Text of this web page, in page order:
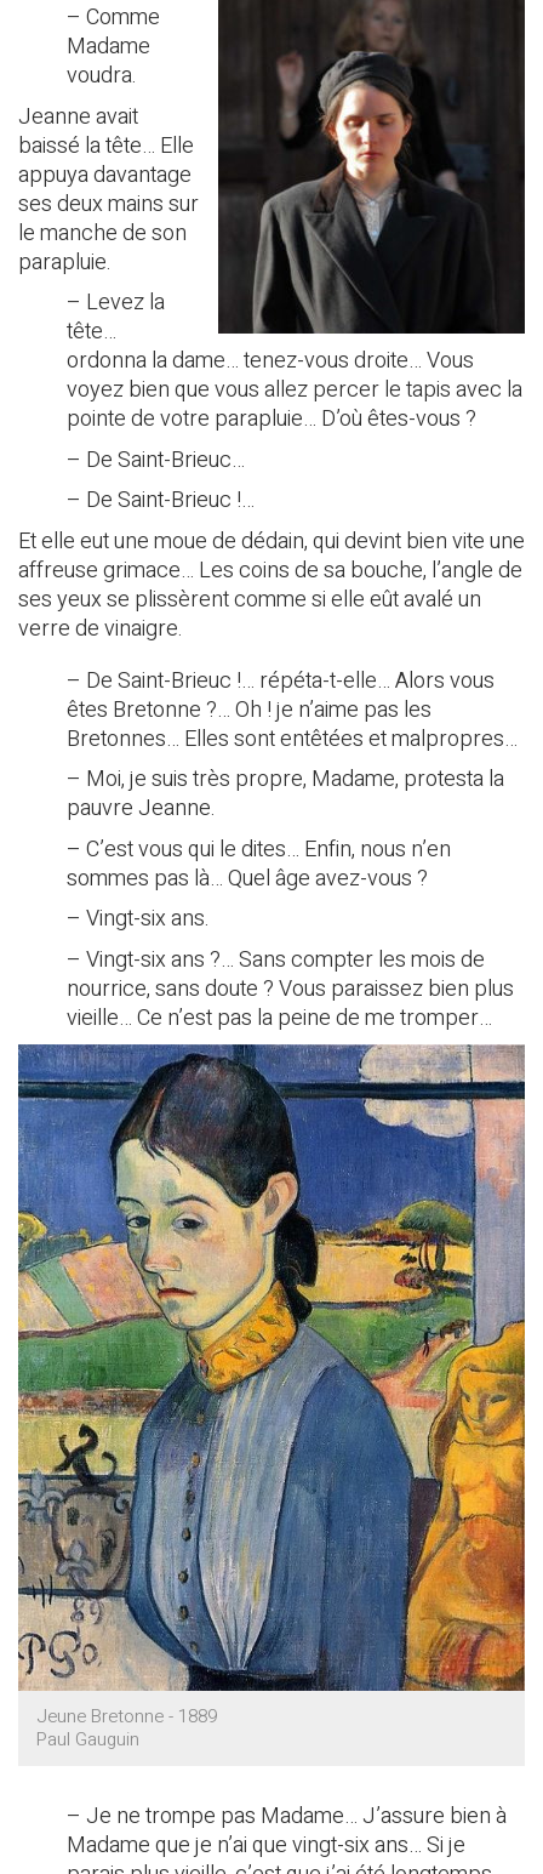
– Comme
Madame
voudra.
Jeanne avait
baissé la tête… Elle
appuya davantage
ses deux mains sur
le manche de son
parapluie.
– Levez la
tête…
ordonna la dame… tenez-vous droite… Vous
voyez bien que vous allez percer le tapis avec la
pointe de votre parapluie… D’où êtes-vous ?
– De Saint-Brieuc…
– De Saint-Brieuc !…
Et elle eut une moue de dédain, qui devint bien vite une
affreuse grimace… Les coins de sa bouche, l’angle de
ses yeux se plissèrent comme si elle eût avalé un
verre de vinaigre.
– De Saint-Brieuc !… répéta-t-elle… Alors vous
êtes Bretonne ?… Oh ! je n’aime pas les
Bretonnes… Elles sont entêtées et malpropres…
– Moi, je suis très propre, Madame, protesta la
pauvre Jeanne.
– C’est vous qui le dites… Enfin, nous n’en
sommes pas là… Quel âge avez-vous ?
– Vingt-six ans.
– Vingt-six ans ?… Sans compter les mois de
nourrice, sans doute ? Vous paraissez bien plus
vieille… Ce n’est pas la peine de me tromper…
Jeune Bretonne - 1889
Paul Gauguin
– Je ne trompe pas Madame… J’assure bien à
Madame que je n’ai que vingt-six ans… Si je